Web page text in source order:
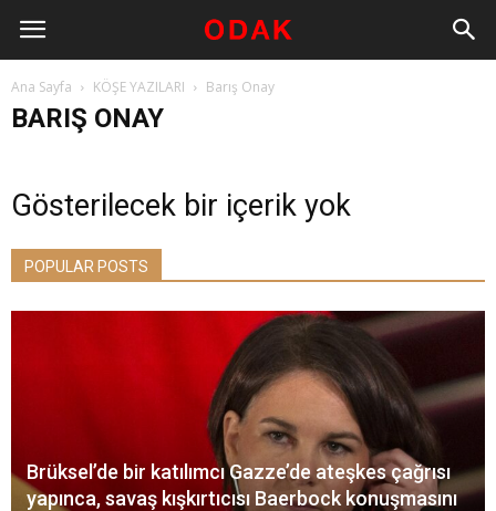
Ana Sayfa KÖŞE YAZILARI Barış Onay
BARIŞ ONAY
Gösterilecek bir içerik yok
POPULAR POSTS
Brüksel’de bir katılımcı Gazze’de ateşkes çağrısı
yapınca, savaş kışkırtıcısı Baerbock konuşmasını